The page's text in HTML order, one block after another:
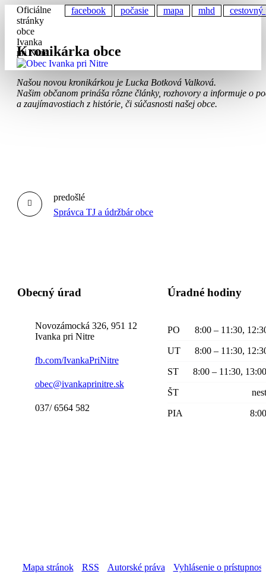
facebook počasie mapa mhd cestovný
Oficiálne
stránky
obce
Ivanka
pri Nitre
Kronikárka obce
Našou novou kronikárkou je Lucka Botková Valková.
Našim občanom prináša rôzne články, rozhovory a informuje o
a zaujímavostiach z histórie, či súčasnosti našej obce.
Správca TJ a údržbár obce
predošlé
Obecný úrad
Novozámocká 326, 951 12
Ivanka pri Nitre
fb.com/IvankaPriNitre
obec@ivankaprinitre.sk
037/ 6564 582
Úradné hodiny
PO 8:00 – 11:30,
UT 8:00 – 11:30,
ST 8:00 – 11:30,
ŠT
PIA
Mapa stránok RSS Autorské práva Vyhlásenie o